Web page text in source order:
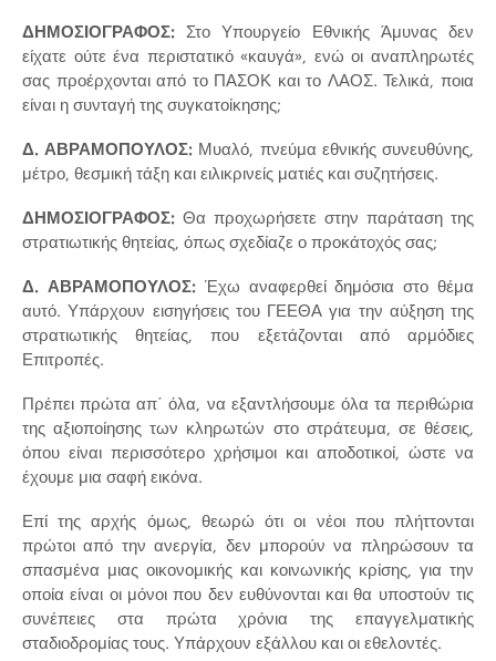
ΔΗΜΟΣΙΟΓΡΑΦΟΣ: Στο Υπουργείο Εθνικής Άμυνας δεν
είχατε ούτε ένα περιστατικό «καυγά», ενώ οι αναπληρωτές
σας προέρχονται από το ΠΑΣΟΚ και το ΛΑΟΣ. Τελικά, ποια
είναι η συνταγή της συγκατοίκησης;
Δ. ΑΒΡΑΜΟΠΟΥΛΟΣ: Μυαλό, πνεύμα εθνικής συνευθύνης,
μέτρο, θεσμική τάξη και ειλικρινείς ματιές και συζητήσεις.
ΔΗΜΟΣΙΟΓΡΑΦΟΣ: Θα προχωρήσετε στην παράταση της
στρατιωτικής θητείας, όπως σχεδίαζε ο προκάτοχός σας;
Δ. ΑΒΡΑΜΟΠΟΥΛΟΣ:Έχω αναφερθεί δημόσια στο θέμα
αυτό. Υπάρχουν εισηγήσεις του ΓΕΕΘΑ για την αύξηση της
στρατιωτικής θητείας, που εξετάζονται από αρμόδιες
Επιτροπές.
Πρέπει πρώτα απ΄ όλα, να εξαντλήσουμε όλα τα περιθώρια
της αξιοποίησης των κληρωτών στο στράτευμα, σε θέσεις,
όπου είναι περισσότερο χρήσιμοι και αποδοτικοί, ώστε να
έχουμε μια σαφή εικόνα.
Επί της αρχής όμως, θεωρώ ότι οι νέοι που πλήττονται
πρώτοι από την ανεργία, δεν μπορούν να πληρώσουν τα
σπασμένα μιας οικονομικής και κοινωνικής κρίσης, για την
οποία είναι οι μόνοι που δεν ευθύνονται και θα υποστούν τις
συνέπειες στα πρώτα χρόνια της επαγγελματικής
σταδιοδρομίας τους. Υπάρχουν εξάλλου και οι εθελοντές.